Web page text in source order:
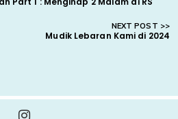
Mudik Lebaran Kami di 2024